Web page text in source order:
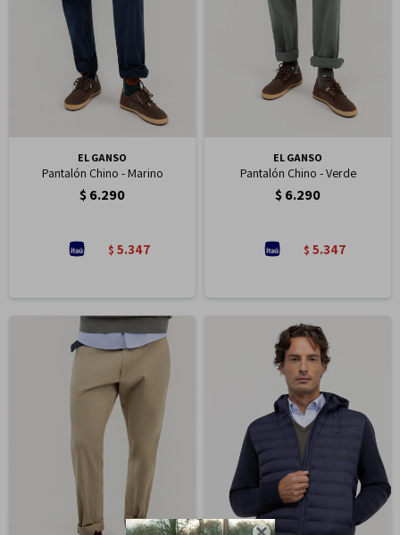

EL GANSO
Pantalón Chino - Marino
$6.290
$ 5.347
EL GANSO
Pantalón Chino - Verde
$6.290
$ 5.347